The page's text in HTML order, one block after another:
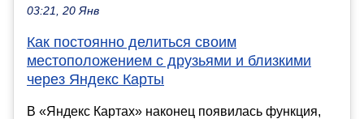
03:21, 20 Янв
Как постоянно делиться своим
местоположением с друзьями и близкими
через Яндекс Карты
В «Яндекс Картах» наконец появилась функция,